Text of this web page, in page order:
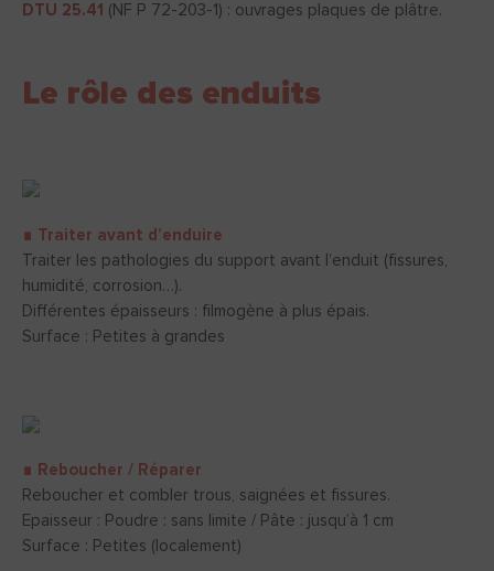
DTU 25.41 (NF P 72-203-1) : ouvrages plaques de plâtre.
Le rôle des enduits
∎ Traiter avant d’enduire
Traiter les pathologies du support avant l’enduit (fissures,
humidité, corrosion…).
Différentes épaisseurs : filmogène à plus épais.
Surface : Petites à grandes
∎ Reboucher / Réparer
Reboucher et combler trous, saignées et fissures.
Epaisseur : Poudre : sans limite / Pâte : jusqu’à 1 cm
Surface : Petites (localement)